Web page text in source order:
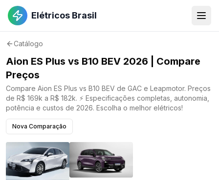
Elétricos Brasil
Catálogo
Aion ES Plus vs B10 BEV 2026 | Compare
Preços
Compare Aion ES Plus vs B10 BEV de GAC e Leapmotor. Preços
de R$ 169k a R$ 182k. ⚡ Especificações completas, autonomia,
potência e custos de 2026. Escolha o melhor elétricos!
Nova Comparação